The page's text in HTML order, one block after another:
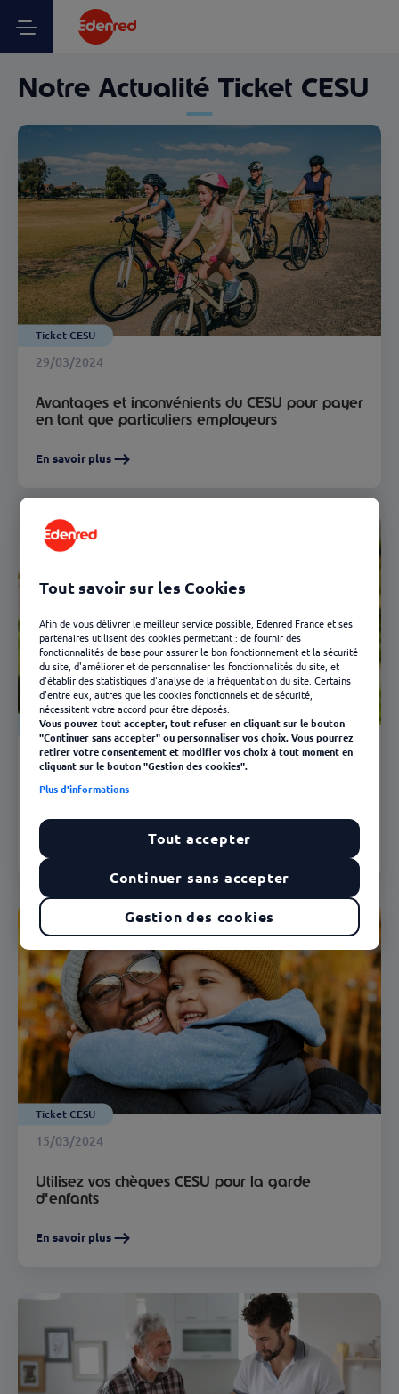
Notre Actualité Ticket CESU
Ticket CESU
29/03/2024
Avantages et inconvénients du CESU pour payer
en tant que particuliers employeurs
En savoir plus
Ticket CESU
22/03/2024
Utilisez vos chèques CESU pour le jardinage :
En savoir plus
Ticket CESU
15/03/2024
Utilisez vos chèques CESU pour la garde
d'enfants
En savoir plus
Tout savoir sur les Cookies
Afin de vous délivrer le meilleur service possible, Edenred France et ses
partenaires utilisent des cookies permettant : de fournir des
fonctionnalités de base pour assurer le bon fonctionnement et la sécurité
du site, d'améliorer et de personnaliser les fonctionnalités du site, et
d'établir des statistiques d'analyse de la fréquentation du site. Certains
d'entre eux, autres que les cookies fonctionnels et de sécurité,
nécessitent votre accord pour être déposés.
Vous pouvez tout accepter, tout refuser en cliquant sur le bouton
"Continuer sans accepter" ou personnaliser vos choix. Vous pourrez
retirer votre consentement et modifier vos choix à tout moment en
cliquant sur le bouton "Gestion des cookies".
Plus d'informations
Gestion des cookies
Continuer sans accepter
Tout accepter